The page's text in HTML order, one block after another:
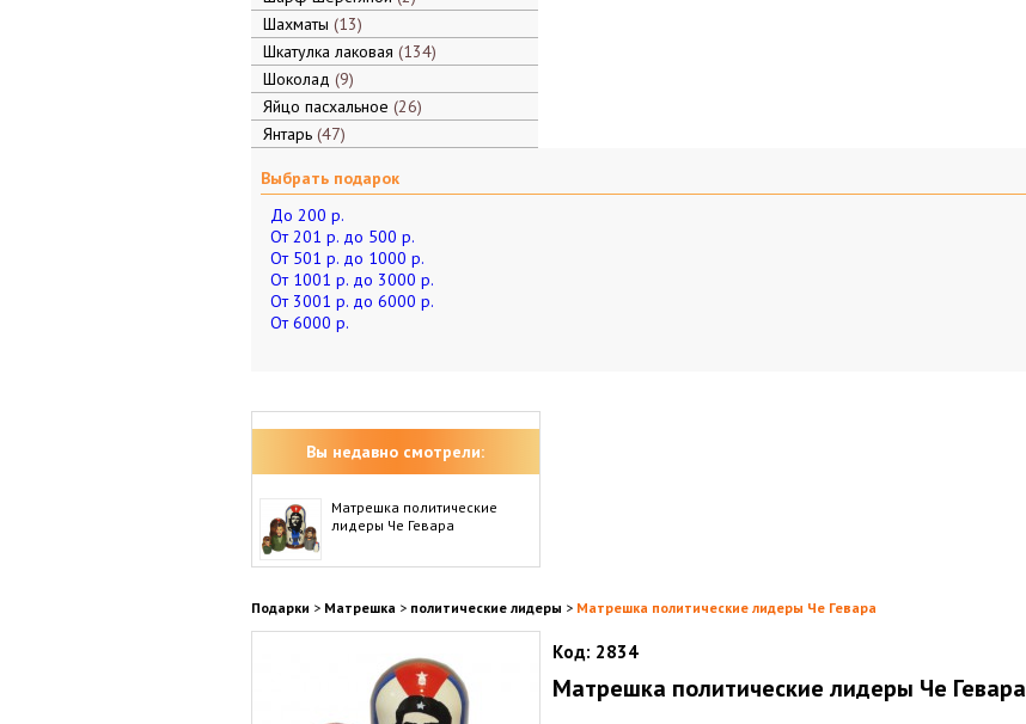
Шахматы 13
Шкатулка лаковая 134
Шоколад 9
Яйцо пасхальное 26
Янтарь 47
Выбрать подарок
До 200 р.
От 201 р. до 500 р.
От 501 р. до 1000 р.
От 1001 р. до 3000 р.
От 3001 р. до 6000 р.
От 6000 р.
Вы недавно смотрели:
Матрешка политические
лидеры Че Гевара
Подарки > Матрешка > политические лидеры > Матрешка политические лидеры Че Гевара
Код: 2834
Матрешка политические лидеры Че Гевара